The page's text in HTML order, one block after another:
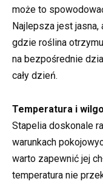
może to
Najlepsza jest
gdzie roślina
na bezpośrednie
cały dzień.
Temperatura i
Stapelia doskonale
warunkach
warto zapewnić jej
temperatura nie